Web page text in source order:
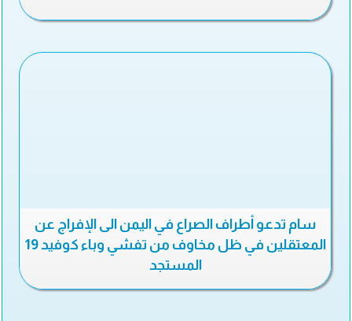
سام تدعو أطراف الصراع في اليمن الى الإفراج عن
المعتقلين في ظل مخاوف من تفشي وباء كوفيد 19
المستجد